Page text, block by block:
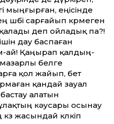
мыңғырған, еңісінде
шөбі сарғайып көрмеген
деп ойладық па?!
дау баспаған
ай! Қаңырап қалдың-
белге
қол жайып, бет
қандай зауал
алатын
кәусары осынау
көз жасындай көлкіп